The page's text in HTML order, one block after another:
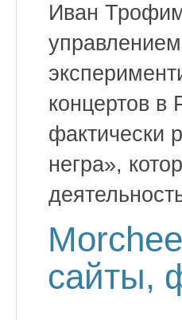
Иван
концертов в
фактически
негра»,
сайты,